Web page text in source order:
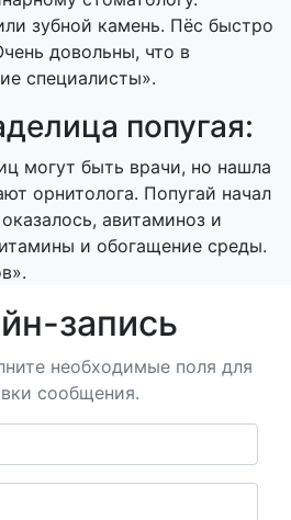
зубной камень. Пёс быстро
довольны, что в
специалисты».
попугая:
могут быть врачи, но нашла
орнитолога. Попугай начал
авитаминоз и
и обогащение среды.
запись
необходимые поля для
сообщения.